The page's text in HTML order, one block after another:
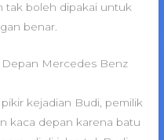
tak boleh dipakai untuk
benar.
Depan Mercedes Benz
kejadian Budi, pemilik
kaca depan karena batu